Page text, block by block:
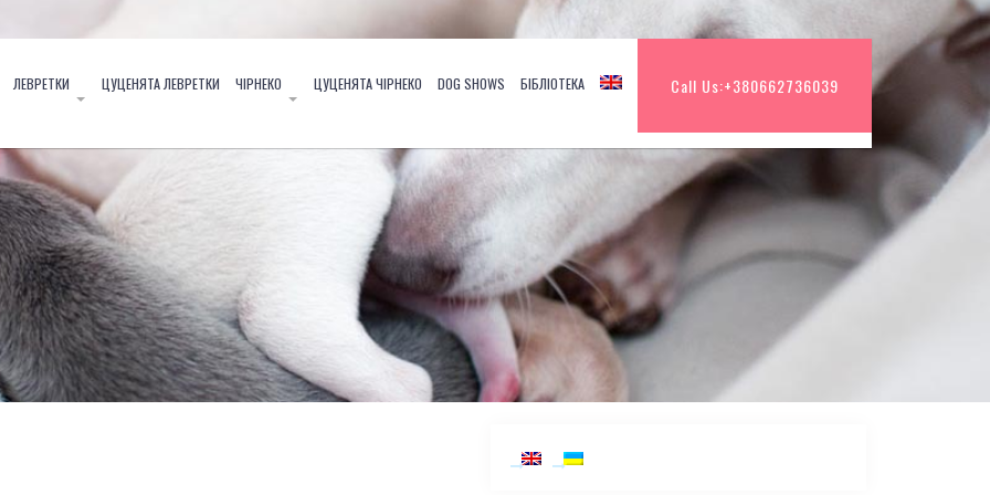
Call Us:+380662736039
ЛЕВРЕТКИ ЦУЦЕНЯТА ЛЕВРЕТКИ ЧІРНЕКО ЦУЦЕНЯТА ЧІРНЕКО DOG SHOWS БІБЛІОТЕКА